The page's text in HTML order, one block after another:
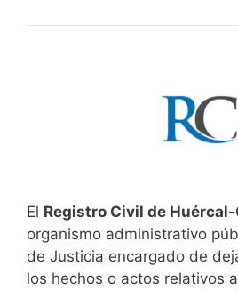
El Registro Civil de Huércal-
organismo administrativo
de Justicia encargado de
los hechos o actos relativos